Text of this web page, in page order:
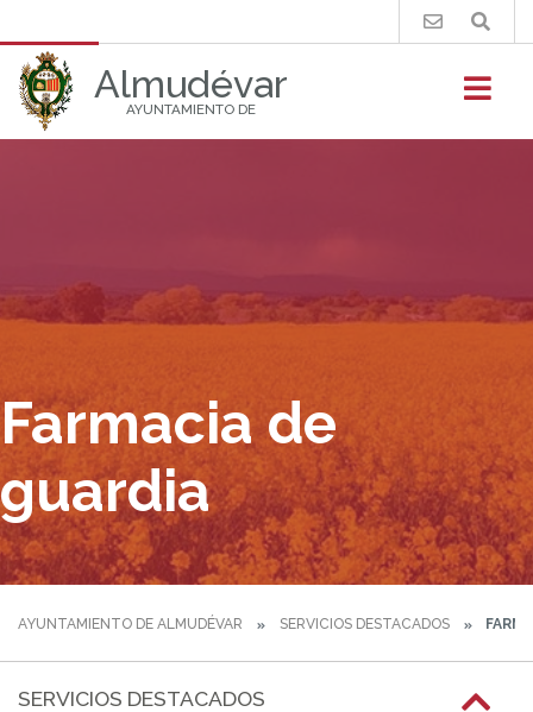
Almudévar
AYUNTAMIENTO DE
Buscar
Farmacia de
guardia
AYUNTAMIENTO DE ALMUDÉVAR SERVICIOS DESTACADOS
SERVICIOS DESTACADOS